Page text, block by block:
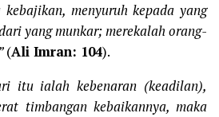
kebajikan, menyuruh kepada yang
yang munkar; merekalah orang-
(Ali Imran: 104).
itu ialah kebenaran (keadilan),
timbangan kebaikannya, maka